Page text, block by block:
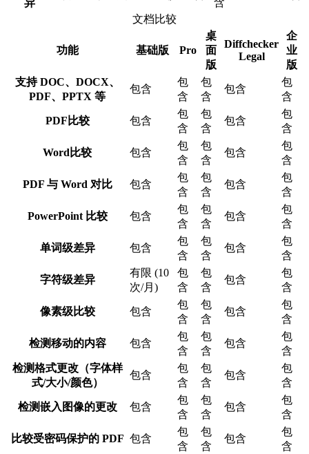
文档比较
功能 基础版 Pro
桌
面
版
Diffchecker
Legal
企
业
版
支持 DOC、DOCX、
PDF、PPTX 等
包含
包
含
包
含
包含
包
含
PDF比较 包含
包
含
包
含
包含
包
含
Word比较 包含
包
含
包
含
包含
包
含
PDF 与 Word 对比 包含
包
含
包
含
包含
包
含
PowerPoint 比较 包含
包
含
包
含
包含
包
含
单词级差异 包含
包
含
包
含
包含
包
含
字符级差异
有限 (10
次/月)
包
含
包
含
包含
包
含
像素级比较 包含
包
含
包
含
包含
包
含
检测移动的内容 包含
包
含
包
含
包含
包
含
检测格式更改（字体样
式/大小/颜色）
包含
包
含
包
含
包含
包
含
检测嵌入图像的更改 包含
包
含
包
含
包含
包
含
比较受密码保护的 PDF 包含
包
含
包
含
包含
包
含